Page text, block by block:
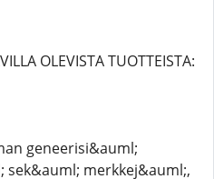
OLEVISTA TUOTTEISTA:
geneerisi&auml;
merkkej&auml;,